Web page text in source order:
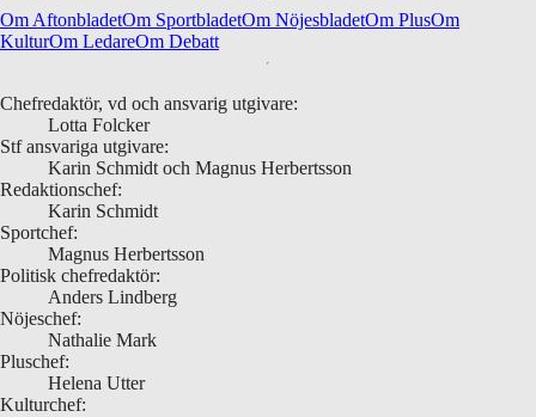
Om AftonbladetOm SportbladetOm NöjesbladetOm PlusOm
KulturOm LedareOm Debatt
Chefredaktör, vd och ansvarig utgivare:
Lotta Folcker
Stf ansvariga utgivare:
Karin Schmidt och Magnus Herbertsson
Redaktionschef:
Karin Schmidt
Sportchef:
Magnus Herbertsson
Politisk chefredaktör:
Anders Lindberg
Nöjeschef:
Nathalie Mark
Pluschef:
Helena Utter
Kulturchef: